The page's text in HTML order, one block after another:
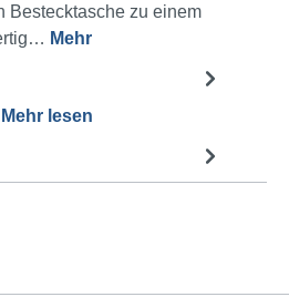
Bestecktasche zu einem
Mehr
Mehr lesen